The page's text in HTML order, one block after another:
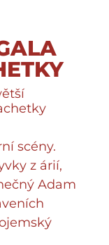
scény.
z árií,
Adam